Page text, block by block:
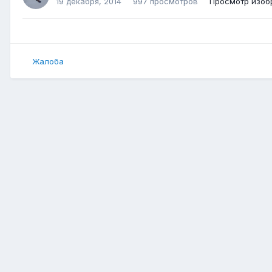
Жалоба